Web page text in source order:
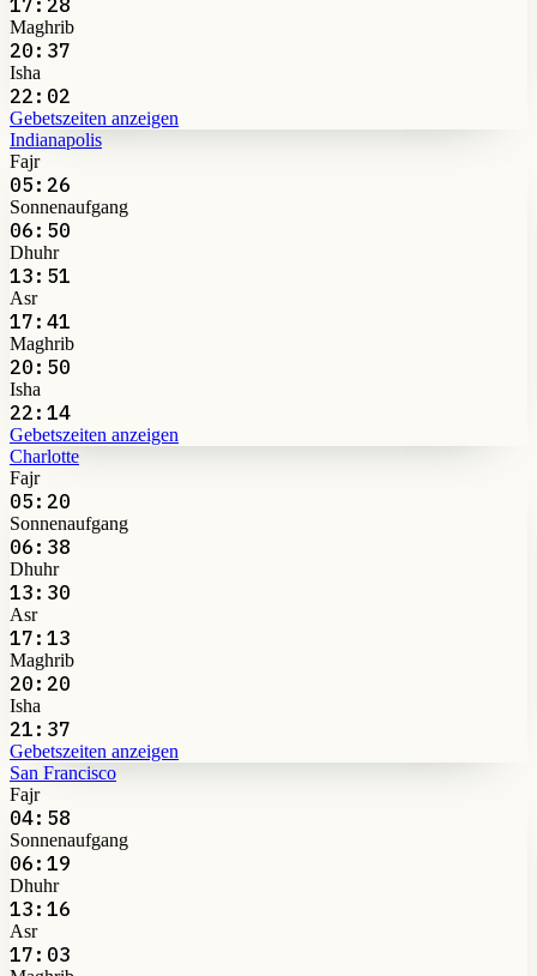
Maghrib
20:37
Isha
22:02
Gebetszeiten anzeigen
Indianapolis
Fajr
05:26
Sonnenaufgang
06:50
Dhuhr
13:51
Asr
17:41
Maghrib
20:50
Isha
22:14
Gebetszeiten anzeigen
Charlotte
Fajr
05:20
Sonnenaufgang
06:38
Dhuhr
13:30
Asr
17:13
Maghrib
20:20
Isha
21:37
Gebetszeiten anzeigen
San Francisco
Fajr
04:58
Sonnenaufgang
06:19
Dhuhr
13:16
Asr
17:03